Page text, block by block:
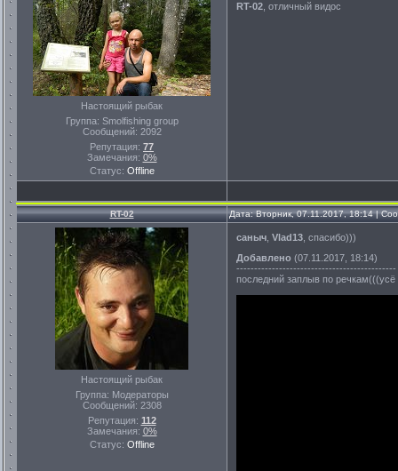
Настоящий рыбак
Группа: Smolfishing group
Сообщений: 2092
Репутация: 77
Замечания: 0%
Статус: Offline
RT-02 , отличный видос
RT-02 Дата: Вторник, 07.11.2017, 18:14 |
Настоящий рыбак
Группа: Модераторы
Сообщений: 2308
Репутация: 112
Замечания: 0%
Статус: Offline
саныч Vlad13 , спасибо)))
Добавлено (07.11.2017, 18:14)
---------------------------------------------
последний заплыв по речкам(((усё